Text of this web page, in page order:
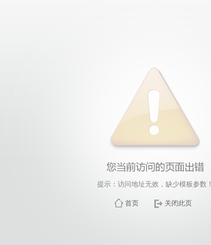
提示：访问地址无效，缺少模板参数！
首页 关闭此页